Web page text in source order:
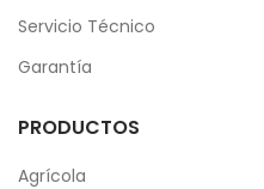
Servicio Técnico
Garantía
PRODUCTOS
Agrícola